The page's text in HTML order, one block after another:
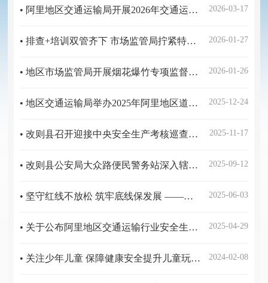
2026-03-17
• 阿里地区交通运输局开展2026年交通运输综合行政执法业务暨安全生产业务培训
2026-01-27
• 排查+培训双管齐下 市场监管局拧紧特种设备“安全阀”
2026-01-26
• 地区市场监管局开展烟花爆竹专项监督检查织密节前安全与权益保护双防线
2025-12-24
• 地区交通运输局举办2025年阿里地区道路运输领域今冬明春安全生产暨数字化监管系统培训
2025-11-17
• 改则县召开迎接中央安全生产考核巡查专题工作部署会议
2025-09-12
• 改则县公安局大众路便民警务站深入辖区寄递物流业开展安全检查工作
2025-06-03
• 坚守红线不放松 筑牢底线保发展 ——阿里地区扎实推进安全生产治本攻坚三年行动
2025-04-29
• 关于公布阿里地区交通运输行业安全生产投诉举报的公告
2024-02-08
• 关注少年儿童 保障健康安全提升儿童玩具和学生用品质量